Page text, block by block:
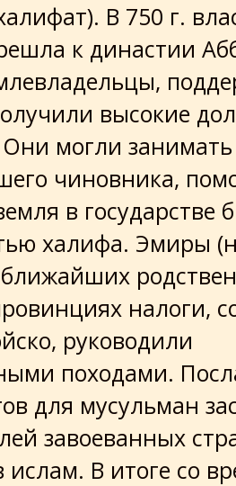
В 750 г.
к династии
высокие
Они могли
чиновника,
в государстве
халифа. Эмиры
ближайших
налоги,
руководили
походами.
для мусульман
завоеванных
ислам. В итоге со